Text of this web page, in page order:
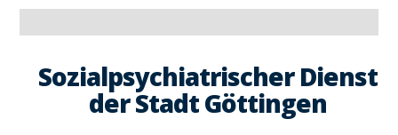
Sozi­al­psych­ia­tri­scher Dienst
der Stadt Göt­tin­gen